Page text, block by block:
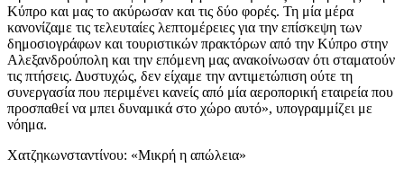
Κύπρο και μας το ακύρωσαν και τις δύο φορές. Τη μία μέρα
κανονίζαμε τις τελευταίες λεπτομέρειες για την επίσκεψη των
δημοσιογράφων και τουριστικών πρακτόρων από την Κύπρο στην
Αλεξανδρούπολη και την επόμενη μας ανακοίνωσαν ότι σταματούν
τις πτήσεις. Δυστυχώς, δεν είχαμε την αντιμετώπιση ούτε τη
συνεργασία που περιμένει κανείς από μία αεροπορική εταιρεία που
προσπαθεί να μπει δυναμικά στο χώρο αυτό», υπογραμμίζει με
νόημα.
Χατζηκωνσταντίνου: «Μικρή η απώλεια»